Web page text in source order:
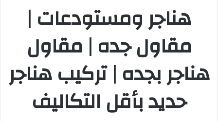
هناجر ومستودعات |
مقاول جده | مقاول
هناجر بجده | تركيب هناجر
حديد بأقل التكاليف